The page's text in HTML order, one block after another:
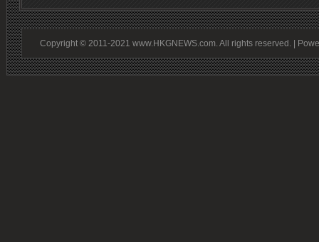
Copyright © 2011-2021 www.HKGNEWS.com. All rights reserved. |